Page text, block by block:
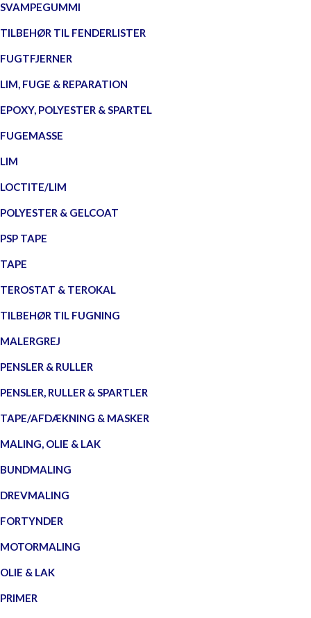
SVAMPEGUMMI
TILBEHØR TIL FENDERLISTER
FUGTFJERNER
LIM, FUGE & REPARATION
EPOXY, POLYESTER & SPARTEL
FUGEMASSE
LIM
LOCTITE/LIM
POLYESTER & GELCOAT
PSP TAPE
TAPE
TEROSTAT & TEROKAL
TILBEHØR TIL FUGNING
MALERGREJ
PENSLER & RULLER
PENSLER, RULLER & SPARTLER
TAPE/AFDÆKNING & MASKER
MALING, OLIE & LAK
BUNDMALING
DREVMALING
FORTYNDER
MOTORMALING
OLIE & LAK
PRIMER